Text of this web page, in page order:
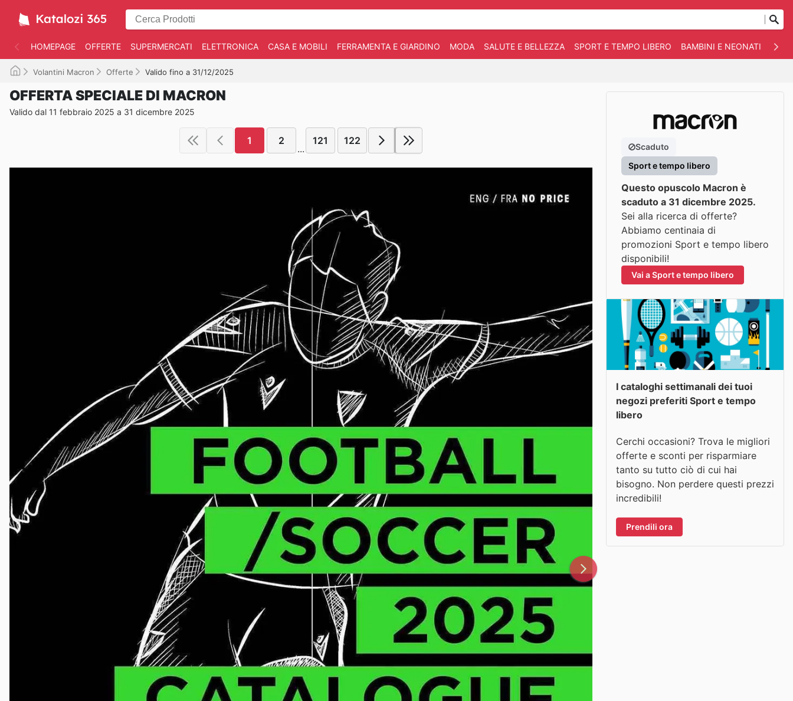
HOMEPAGE OFFERTE SUPERMERCATI ELETTRONICA CASA E MOBILI FERRAMENTA E GIARDINO MODA SALUTE E BELLEZZA SPORT E TEMPO LIBERO BAMBINI E NEONATI
Volantini Macron Offerte Valido fino a 31/12/2025
OFFERTA SPECIALE DI MACRON
Valido dal 11 febbraio 2025 a 31 dicembre 2025
1 2
...
121 122
Scaduto
Sport e tempo libero
Questo opuscolo Macron è
scaduto a 31 dicembre 2025.
Sei alla ricerca di offerte?
Abbiamo centinaia di
promozioni Sport e tempo libero
disponibili!
Vai a Sport e tempo libero
I cataloghi settimanali dei tuoi
negozi preferiti Sport e tempo
libero
Cerchi occasioni? Trova le migliori
offerte e sconti per risparmiare
tanto su tutto ciò di cui hai
bisogno. Non perdere questi prezzi
incredibili!
Prendili ora